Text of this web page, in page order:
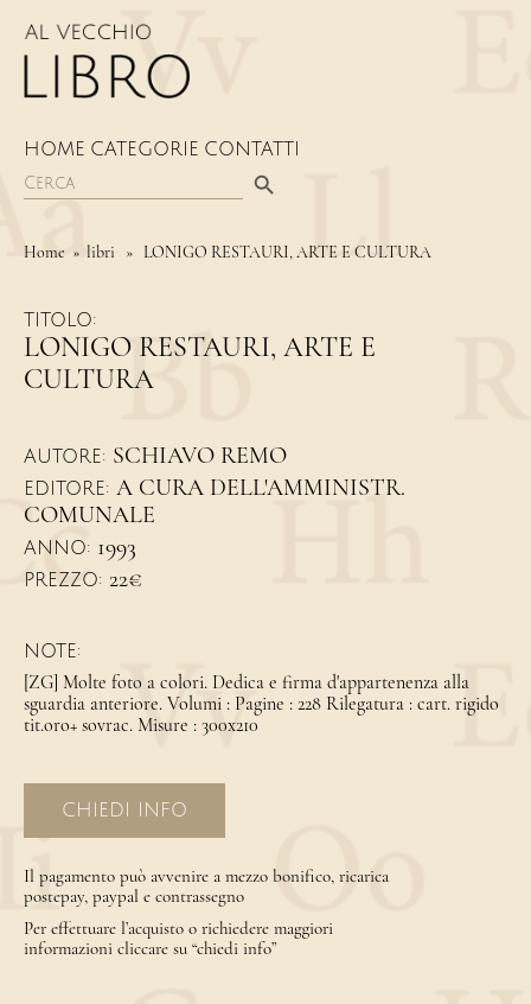
HOME CATEGORIE CONTATTI
Search
for:
Home » libri » LONIGO RESTAURI, ARTE E CULTURA
TITOLO:
LONIGO RESTAURI, ARTE E
CULTURA
AUTORE: SCHIAVO REMO
EDITORE: A CURA DELL'AMMINISTR.
COMUNALE
ANNO: 1993
PREZZO: 22€
NOTE:
[ZG] Molte foto a colori. Dedica e firma d'appartenenza alla
sguardia anteriore. Volumi : Pagine : 228 Rilegatura : cart. rigido
tit.oro+ sovrac. Misure : 300x210
CHIEDI INFO
Il pagamento può avvenire a mezzo bonifico, ricarica
postepay, paypal e contrassegno
Per effettuare l’acquisto o richiedere maggiori
informazioni cliccare su “chiedi info”